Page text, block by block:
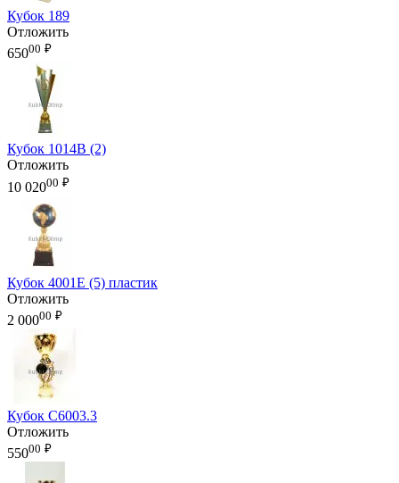
Кубок 189
Отложить
65000 ₽
Кубок 1014B (2)
Отложить
10 02000 ₽
Кубок 4001E (5) пластик
Отложить
2 00000 ₽
Кубок C6003.3
Отложить
55000 ₽